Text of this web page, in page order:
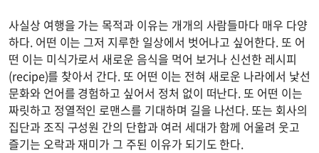
사실상 여행을 가는 목적과 이유는 개개의 사람들마다 매우 다양
하다. 어떤 이는 그저 지루한 일상에서 벗어나고 싶어한다. 또 어
떤 이는 미식가로서 새로운 음식을 먹어 보거나 신선한 레시피
(recipe)를 찾아서 간다. 또 어떤 이는 전혀 새로운 나라에서 낯선
문화와 언어를 경험하고 싶어서 정처 없이 떠난다. 또 어떤 이는
짜릿하고 정열적인 로맨스를 기대하며 길을 나선다. 또는 회사의
집단과 조직 구성원 간의 단합과 여러 세대가 함께 어울려 웃고
즐기는 오락과 재미가 그 주된 이유가 되기도 한다.